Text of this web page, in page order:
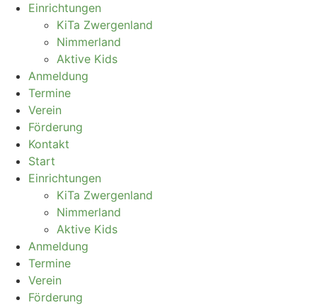
Einrichtungen
KiTa Zwergenland
Nimmerland
Aktive Kids
Anmeldung
Termine
Verein
Förderung
Kontakt
Start
Einrichtungen
KiTa Zwergenland
Nimmerland
Aktive Kids
Anmeldung
Termine
Verein
Förderung